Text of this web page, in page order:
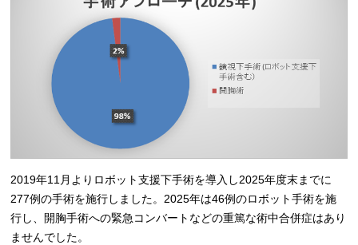
2019年11月よりロボット支援下手術を導入し2025年度末までに
277例の手術を施行しました。2025年は46例のロボット手術を施
行し、開胸手術への緊急コンバートなどの重篤な術中合併症はあり
ませんでした。